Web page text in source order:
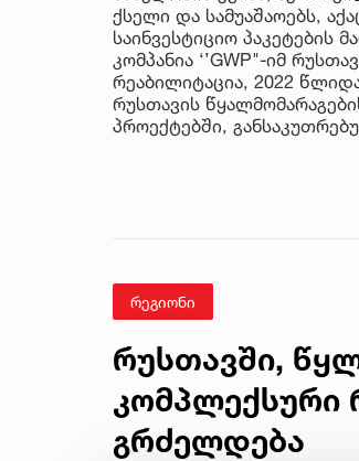
ქსელი და სამუაშაოებს,
საინვესტიციო პაკეტების
კომპანია ‘’GWP"-იმ
რეაბილიტაცია, 2022
რუსთავის
პროექტებში,
რეგიონი
რუსთავში,
კომპლექსური
გრძელდება